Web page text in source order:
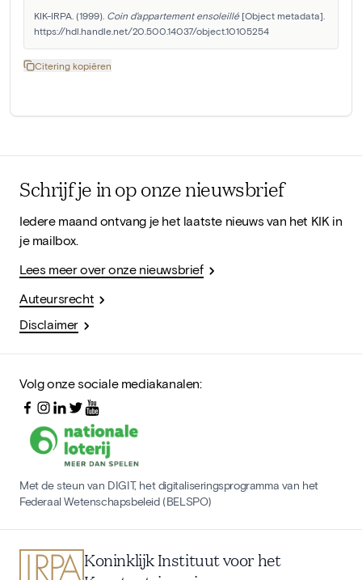
KIK-IRPA. (1999). Coin d'appartement ensoleillé [Object metadata].
https://hdl.handle.net/20.500.14037/object.10105254
Citering kopiëren
Schrijf je in op onze nieuwsbrief
Iedere maand ontvang je het laatste nieuws van het KIK in
je mailbox.
Lees meer over onze nieuwsbrief
Auteursrecht
Disclaimer
Volg onze sociale mediakanalen:
Met de steun van DIGIT, het digitaliseringsprogramma van het
Federaal Wetenschapsbeleid (BELSPO)
Koninklijk Instituut voor het